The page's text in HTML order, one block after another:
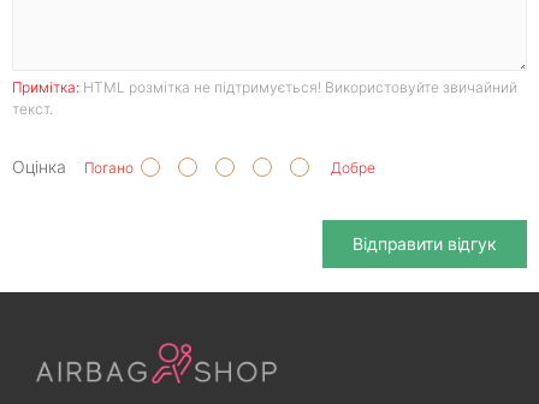
Примітка: HTML розмітка не підтримується! Використовуйте звичайний
текст.
Оцінка Погано Добре
Відправити відгук